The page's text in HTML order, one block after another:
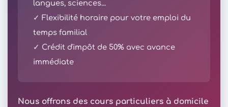
langues, sciences...
✓ Flexibilité horaire pour votre emploi du
temps familial
✓ Crédit d'impôt de 50% avec avance
immédiate
Nous offrons des cours particuliers à domicile